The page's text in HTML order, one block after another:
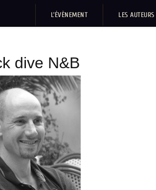
L’ÉVÈNEMENT LES AUTEURS
dive N&B